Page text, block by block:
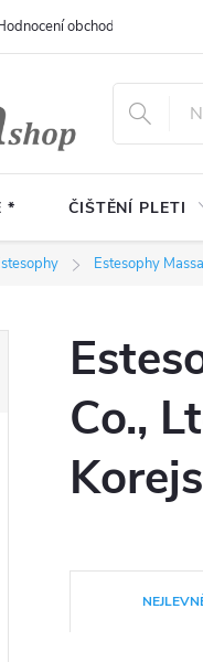
obchodu
* ČIŠTĚNÍ PLETI
Estesophy
Co.,